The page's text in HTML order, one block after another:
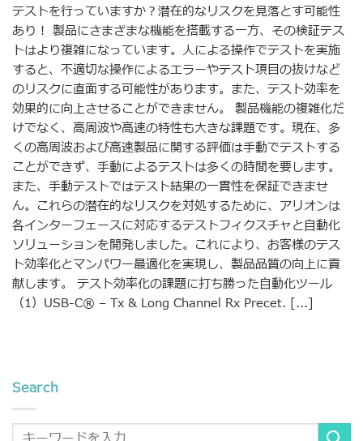
テストを行っていますか？潜在的なリスクを見落とす可能性
あり！ 製品にさまざまな機能を搭載する一方、その検証テス
トはより複雑になっています。人による操作でテストを実施
すると、不適切な操作によるエラーやテスト項目の抜けなど
のリスクに直面する可能性があります。また、テスト効率を
効果的に向上させることができません。 製品機能の複雑化だ
けでなく、高周波や高速の特性も大きな課題です。現在、多
くの高周波および高速製品に関する評価は手動でテストする
ことができず、手動によるテストは多くの時間を要します。
また、手動テストではテスト結果の一貫性を保証できませ
ん。これらの潜在的なリスクを対処するために、アリオンは
各インターフェースに対応するテストフィクスチャと自動化
ソリューションを開発しました。これにより、お客様のテス
ト効率化とマンパワー最適化を実現し、製品品質の向上に貢
献します。 テスト効率化の課題に打ち勝った自動化ツール
（1）USB-C® – Tx & Long Channel Rx Precet. [...]
Search